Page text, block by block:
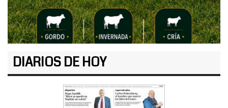
DIARIOS DE HOY